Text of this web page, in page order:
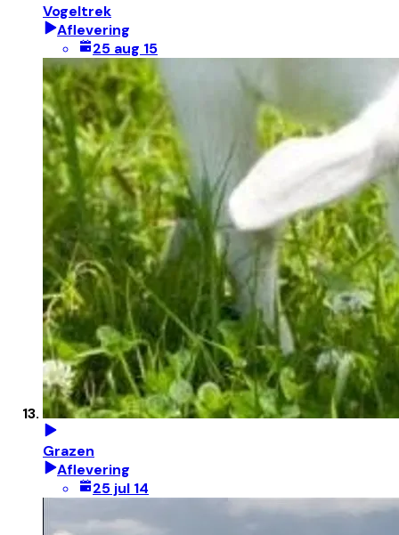
Vogeltrek
Aflevering
25 aug 15
Grazen
Aflevering
25 jul 14